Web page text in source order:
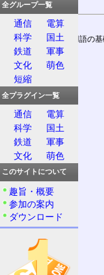
通信用語の基
全グループ一覧
通信
電算
科学
国土
鉄道
軍事
文化
萌色
短縮
全プラグイン一覧
通信
電算
科学
国土
鉄道
軍事
文化
萌色
このサイトについて
趣旨・概要
参加の案内
ダウンロード